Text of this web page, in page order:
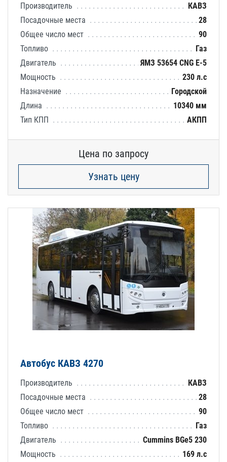
Производитель
КАВЗ
Посадочные места
28
Общее число мест
90
Топливо
Газ
Двигатель
ЯМЗ 53654 CNG E-5
Мощность
230 л.с
Назначение
Городской
Длина
10340 мм
Тип КПП
АКПП
Цена по запросу
Узнать цену
Автобус КАВЗ 4270
Производитель
КАВЗ
Посадочные места
28
Общее число мест
90
Топливо
Газ
Двигатель
Cummins BGе5 230
Мощность
169 л.с